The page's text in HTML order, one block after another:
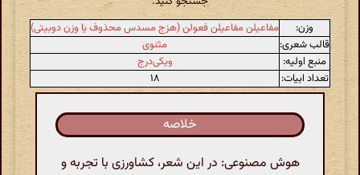
وزن:
مفاعیلن مفاعیلن فعولن (هزج مسدس محذوف یا وزن دوبیتی)
قالب شعری:
مثنوی
منبع اولیه:
ویکی‌درج
تعداد ابیات:
۱۸
خلاصه
هوش مصنوعی: در این شعر، کشاورزی با تجربه و